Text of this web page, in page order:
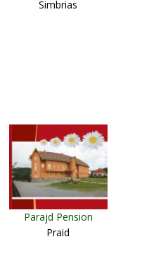
Simbrias
Parajd Pension
Praid